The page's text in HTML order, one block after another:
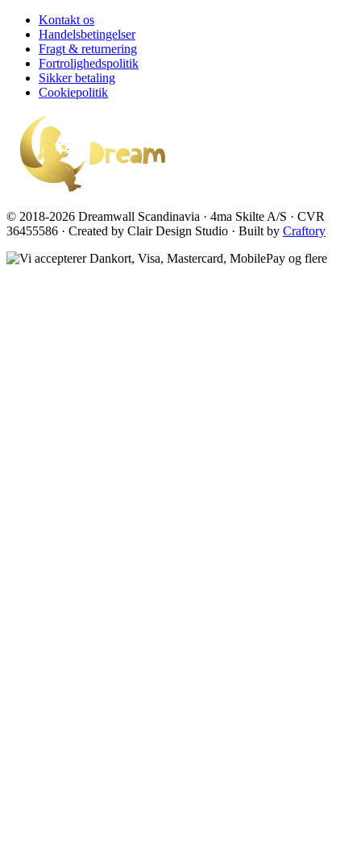
Kontakt os
Handelsbetingelser
Fragt & returnering
Fortrolighedspolitik
Sikker betaling
Cookiepolitik
© 2018-2026 Dreamwall Scandinavia · 4ma Skilte A/S · CVR
36455586 · Created by Clair Design Studio · Built by Craftory